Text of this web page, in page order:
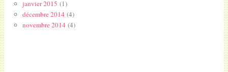
janvier 2015 (1)
décembre 2014(4)
novembre 2014(4)